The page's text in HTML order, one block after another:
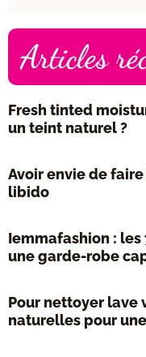
Articles
Fresh tinted
un teint naturel ?
Avoir envie de faire
libido
Iemmafashion :
une garde-robe
Pour nettoyer lave
naturelles pour